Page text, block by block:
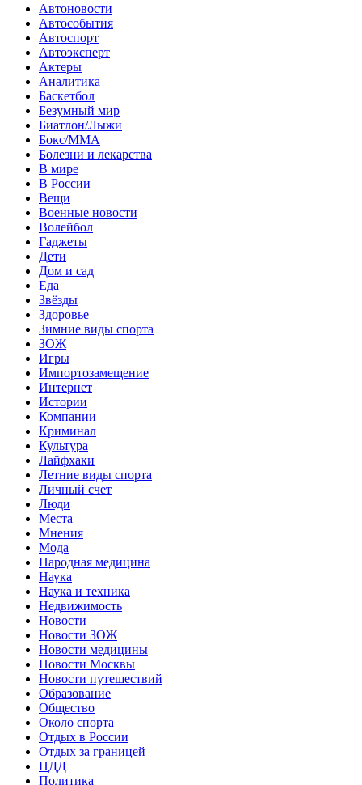
Автоновости
Автособытия
Автоспорт
Автоэксперт
Актеры
Аналитика
Баскетбол
Безумный мир
Биатлон/Лыжи
Бокс/MMA
Болезни и лекарства
В мире
В России
Вещи
Военные новости
Волейбол
Гаджеты
Дети
Дом и сад
Еда
Звёзды
Здоровье
Зимние виды спорта
ЗОЖ
Игры
Импортозамещение
Интернет
Истории
Компании
Криминал
Культура
Лайфхаки
Летние виды спорта
Личный счет
Люди
Места
Мнения
Мода
Народная медицина
Наука
Наука и техника
Недвижимость
Новости
Новости ЗОЖ
Новости медицины
Новости Москвы
Новости путешествий
Образование
Общество
Около спорта
Отдых в России
Отдых за границей
ПДД
Политика